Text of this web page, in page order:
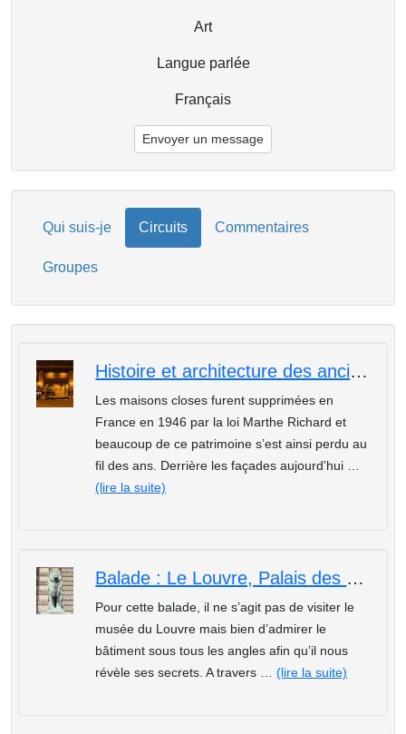
Art
Langue parlée
Français
Envoyer un message
Qui suis-je Circuits Commentaires
Groupes
Histoire et architecture des anciennes maisons closes, du Palais Royal aux Grands boulevards
Les maisons closes furent supprimées en
France en 1946 par la loi Marthe Richard et
beaucoup de ce patrimoine s’est ainsi perdu au
fil des ans. Derrière les façades aujourd'hui …
(lire la suite)
Balade : Le Louvre, Palais des Rois
Pour cette balade, il ne s’agit pas de visiter le
musée du Louvre mais bien d’admirer le
bâtiment sous tous les angles afin qu’il nous
révèle ses secrets. A travers …(lire la suite)